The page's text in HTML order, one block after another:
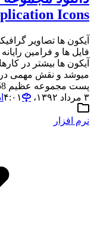
Icons
آیکون ها تصاویر
فایل ها و فرامین
آیکون ها بیشتر در
میوشد و نقش مهمی در
پست مجموعه عظیم 3358...
۳ مرداد ۱۳۹۲،‏ ۴:۰۱
نرم افزار